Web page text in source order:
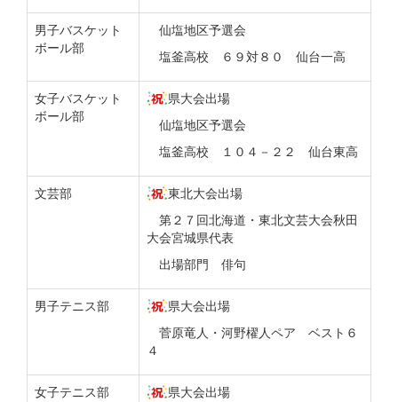
男子バスケット
ボール部
仙塩地区予選会
塩釜高校 ６９対８０ 仙台一高
女子バスケット
ボール部
県大会出場
仙塩地区予選会
塩釜高校 １０４－２２ 仙台東高
文芸部
東北大会出場
第２７回北海道・東北文芸大会秋田
大会宮城県代表
出場部門 俳句
男子テニス部
県大会出場
菅原竜人・河野櫂人ペア ベスト６
４
女子テニス部
県大会出場